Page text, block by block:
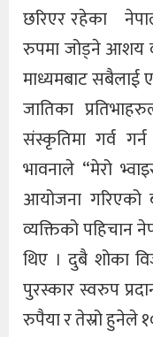
छरिएर रहेका
रुपमा जोड्ने आशय
माध्यमबाट सबैलाई
जातिका
संस्कृतिमा गर्व
भावनाले “मेरो
आयोजना गरिएको
व्यक्तिको पहिचान
थिए । दुबै शोका
पुरस्कार स्वरुप
रुपैया र तेस्रो हुनेले